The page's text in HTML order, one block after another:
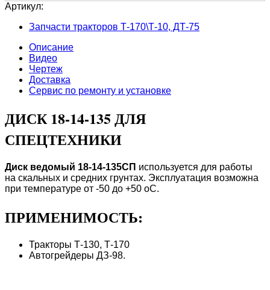
Артикул:
Запчасти тракторов Т-170\Т-10, ДТ-75
Описание
Видео
Чертеж
Доставка
Сервис по ремонту и установке
ДИСК 18-14-135 ДЛЯ
СПЕЦТЕХНИКИ
Диск ведомый 18-14-135СП используется для работы
на скальных и средних грунтах. Эксплуатация возможна
при температуре от -50 до +50 оС.
ПРИМЕНИМОСТЬ:
Тракторы Т-130, Т-170
Автогрейдеры ДЗ-98.